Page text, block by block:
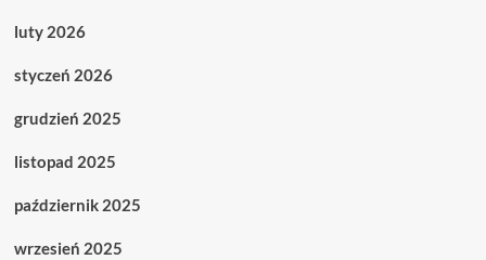
luty 2026
styczeń 2026
grudzień 2025
listopad 2025
październik 2025
wrzesień 2025